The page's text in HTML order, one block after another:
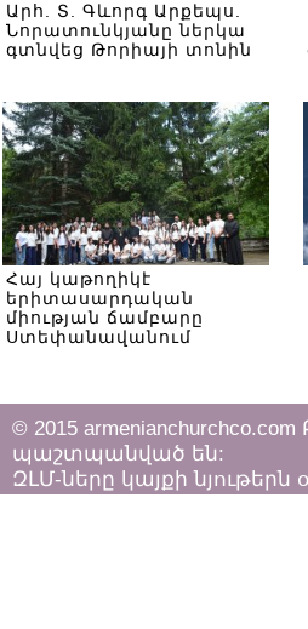
Արհ. Տ. Գևորգ Արքեպս.
Նորատունկյանը ներկա
գտնվեց Թորիայի տոնին
Հայ կաթողիկէ
երիտասարդական
միության ճամբարը
Ստեփանավանում
© 2015
պաշտպանված են:
ԶԼՄ-ները կայքի